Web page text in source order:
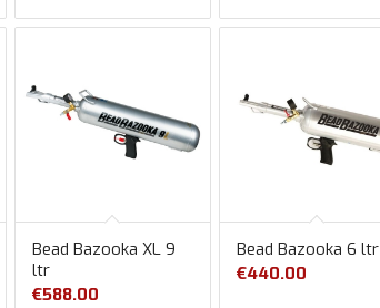
Bead Bazooka XL 9
ltr
€588.00
Bead Bazooka 6 ltr
€440.00